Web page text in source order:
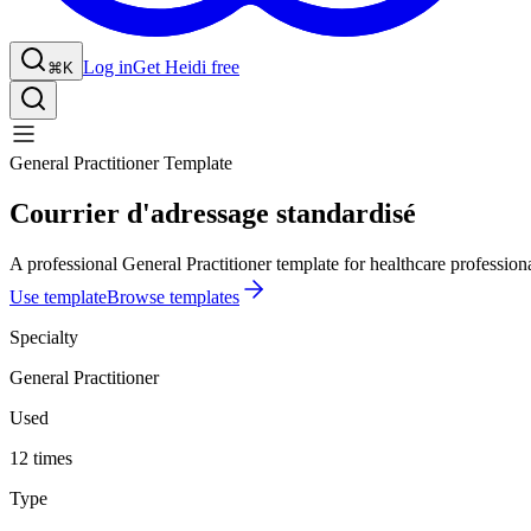
⌘K Log inGet Heidi free
General Practitioner Template
Courrier d'adressage standardisé
A professional General Practitioner template for healthcare
Use templateBrowse templates
Specialty
General Practitioner
Used
12 times
Type